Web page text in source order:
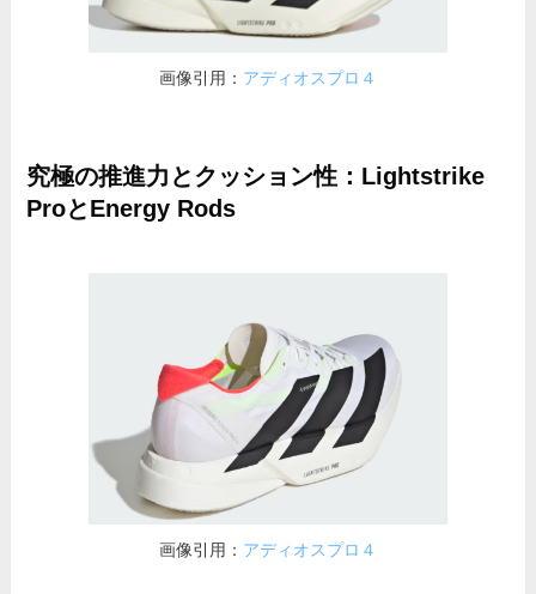
画像引用： アディオスプロ４
究極の推進力とクッション性：Lightstrike
ProとEnergy Rods
画像引用： アディオスプロ４